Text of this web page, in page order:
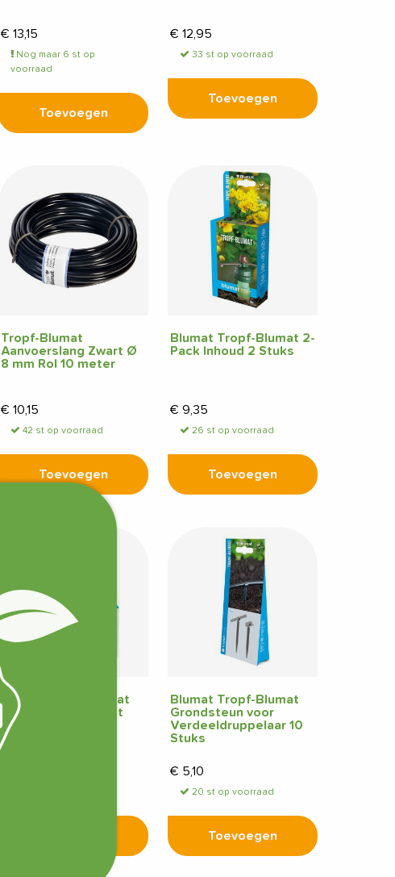
€ 13,15
Nog maar 6 st op
voorraad
Toevoegen
€ 12,95
33 st op voorraad
Toevoegen
Tropf-Blumat
Aanvoerslang Zwart Ø
8 mm Rol 10 meter
€ 10,15
42 st op voorraad
Toevoegen
Blumat Tropf-Blumat 2-
Pack Inhoud 2 Stuks
€ 9,35
26 st op voorraad
Toevoegen
Blumat Tropf-Blumat
Filter voor Watervat
Doorvoer
Blumat Tropf-Blumat
Grondsteun voor
Verdeeldruppelaar 10
Stuks
€ 5,10
20 st op voorraad
Toevoegen